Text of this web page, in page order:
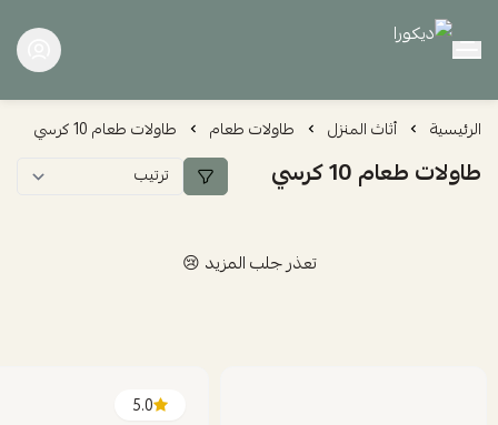
ديكورا
الرئيسية أثاث المنزل طاولات طعام طاولات طعام 10 كرسي
طاولات طعام 10 كرسي
تعذر جلب المزيد 😢
5.0